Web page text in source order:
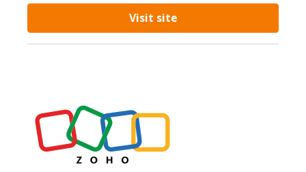
Visit site